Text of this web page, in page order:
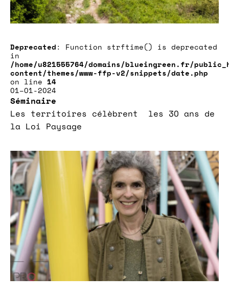
Deprecated: Function strftime() is deprecated
in
/home/u821555764/domains/blueingreen.fr/
content/themes/www-ffp-v2/snippets/date.php
on line 14
01–01-2024
Séminaire
Les territoires célèbrent les 30 ans de
la Loi Paysage